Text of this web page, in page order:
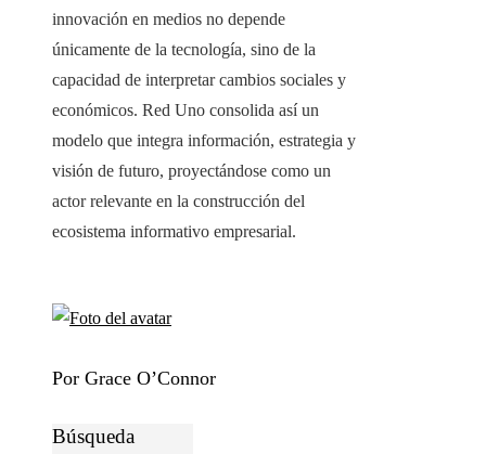
innovación en medios no depende
únicamente de la tecnología, sino de la
capacidad de interpretar cambios sociales y
económicos. Red Uno consolida así un
modelo que integra información, estrategia y
visión de futuro, proyectándose como un
actor relevante en la construcción del
ecosistema informativo empresarial.
Por Grace O’Connor
Búsqueda